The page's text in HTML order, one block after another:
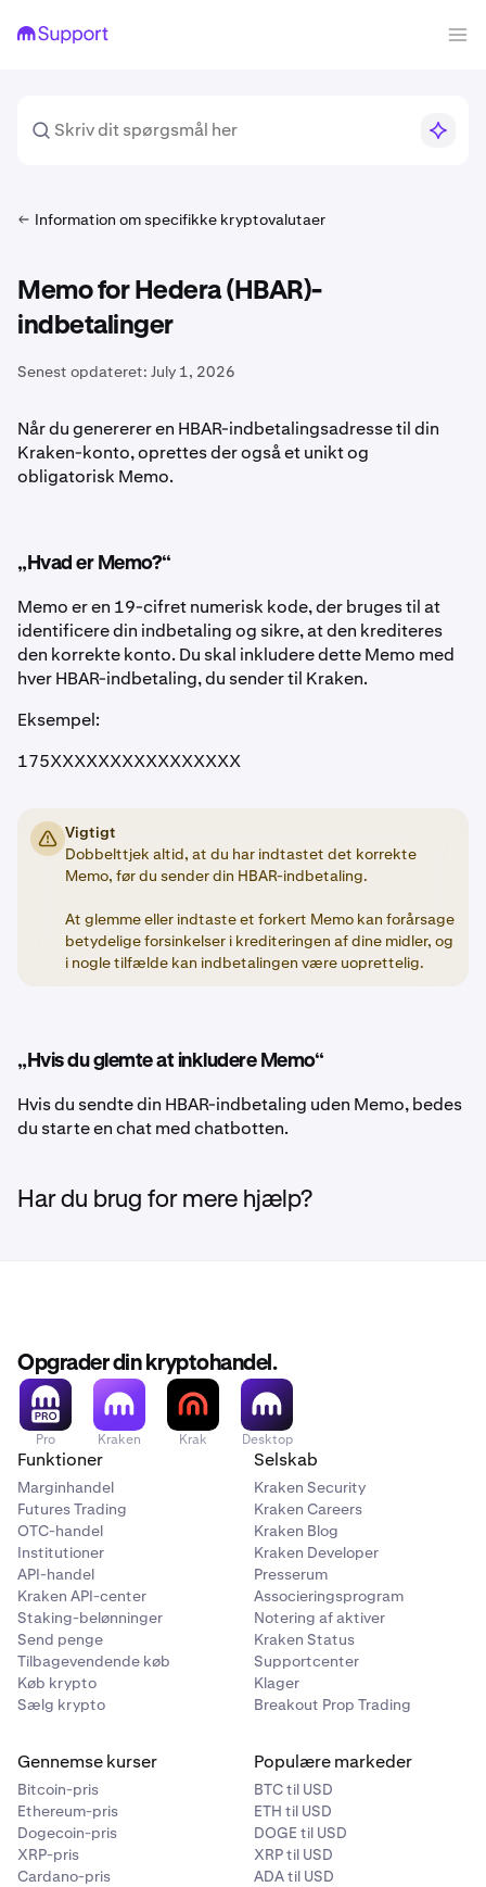
Information om specifikke kryptovalutaer
Memo for Hedera (HBAR)-
indbetalinger
Senest opdateret: July 1, 2026
Når du genererer en HBAR-indbetalingsadresse til din
Kraken-konto, oprettes der også et unikt og
obligatorisk Memo.
„Hvad er Memo?“
Memo er en 19-cifret numerisk kode, der bruges til at
identificere din indbetaling og sikre, at den krediteres
den korrekte konto. Du skal inkludere dette Memo med
hver HBAR-indbetaling, du sender til Kraken.
Eksempel:
175XXXXXXXXXXXXXXXX
Vigtigt
Dobbelttjek altid, at du har indtastet det korrekte
Memo, før du sender din HBAR-indbetaling.
At glemme eller indtaste et forkert Memo kan forårsage
betydelige forsinkelser i krediteringen af dine midler, og
i nogle tilfælde kan indbetalingen være uoprettelig.
„Hvis du glemte at inkludere Memo“
Hvis du sendte din HBAR-indbetaling uden Memo, bedes
du starte en chat med chatbotten.
Har du brug for mere hjælp?
Opgrader din kryptohandel.
Pro Kraken Krak Desktop
Funktioner
Marginhandel
Futures Trading
OTC-handel
Institutioner
API-handel
Kraken API-center
Staking-belønninger
Send penge
Tilbagevendende køb
Køb krypto
Sælg krypto
Selskab
Kraken Security
Kraken Careers
Kraken Blog
Kraken Developer
Presserum
Associeringsprogram
Notering af aktiver
Kraken Status
Supportcenter
Klager
Breakout Prop Trading
Gennemse kurser
Bitcoin-pris
Ethereum-pris
Dogecoin-pris
XRP-pris
Cardano-pris
Populære markeder
BTC til USD
ETH til USD
DOGE til USD
XRP til USD
ADA til USD